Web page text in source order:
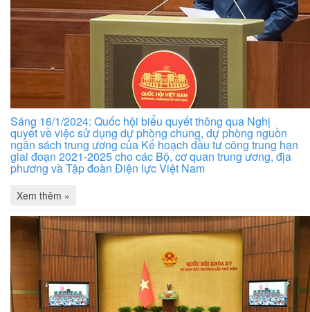
Sáng 18/1/2024: Quốc hội biểu quyết thông qua Nghị
quyết về việc sử dụng dự phòng chung, dự phòng nguồn
ngân sách trung ương của Kế hoạch đầu tư công trung hạn
giai đoạn 2021-2025 cho các Bộ, cơ quan trung ương, địa
phương và Tập đoàn Điện lực Việt Nam
Xem thêm »